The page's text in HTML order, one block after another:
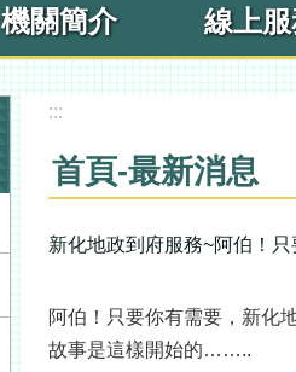
機關簡介 線上
:::
首頁-最新消息
新化地政到府服務~阿伯！
阿伯！只要你有需要，新化
故事是這樣開始的……..